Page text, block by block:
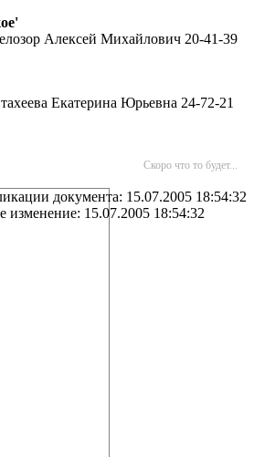
Алексей Михайлович 20-41-39
Екатерина Юрьевна 24-72-21
Скоро что то будет...
документа: 15.07.2005 18:54:32
изменение: 15.07.2005 18:54:32